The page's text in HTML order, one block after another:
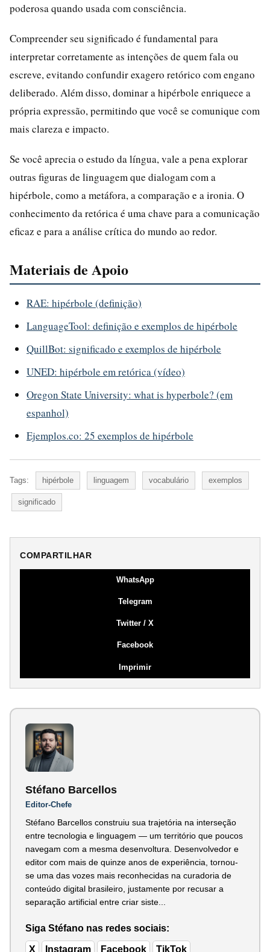
poderosa quando usada com consciência.
Compreender seu significado é fundamental para
interpretar corretamente as intenções de quem fala ou
escreve, evitando confundir exagero retórico com engano
deliberado. Além disso, dominar a hipérbole enriquece a
própria expressão, permitindo que você se comunique com
mais clareza e impacto.
Se você aprecia o estudo da língua, vale a pena explorar
outras figuras de linguagem que dialogam com a
hipérbole, como a metáfora, a comparação e a ironia. O
conhecimento da retórica é uma chave para a comunicação
eficaz e para a análise crítica do mundo ao redor.
Materiais de Apoio
RAE: hipérbole (definição)
LanguageTool: definição e exemplos de hipérbole
QuillBot: significado e exemplos de hipérbole
UNED: hipérbole em retórica (vídeo)
Oregon State University: what is hyperbole? (em
espanhol)
Ejemplos.co: 25 exemplos de hipérbole
Tags: hipérbole linguagem vocabulário exemplos
significado
COMPARTILHAR
WhatsApp
Telegram
Twitter / X
Facebook
Imprimir
Stéfano Barcellos
Editor-Chefe
Stéfano Barcellos construiu sua trajetória na interseção
entre tecnologia e linguagem — um território que poucos
navegam com a mesma desenvoltura. Desenvolvedor e
editor com mais de quinze anos de experiência, tornou-
se uma das vozes mais reconhecidas na curadoria de
conteúdo digital brasileiro, justamente por recusar a
separação artificial entre criar siste...
Siga Stéfano nas redes sociais:
X Instagram Facebook TikTok